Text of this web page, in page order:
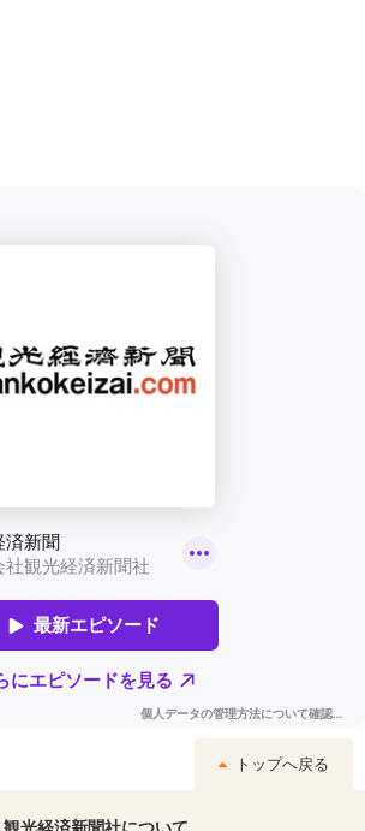
トップへ戻る